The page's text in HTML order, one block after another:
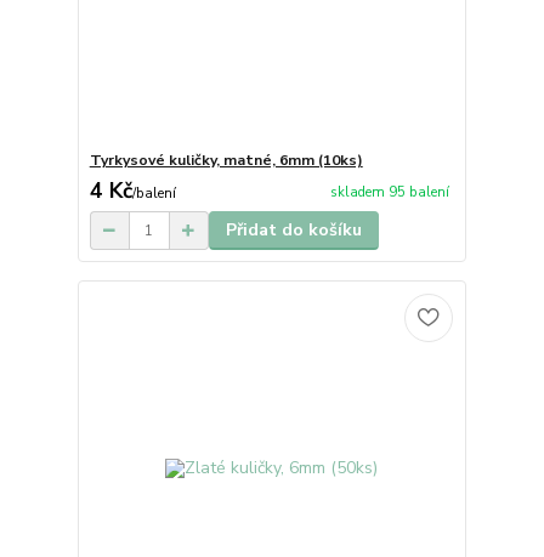
Tyrkysové kuličky, matné, 6mm (10ks)
4 Kč/balení skladem 95 balení
Přidat do košíku